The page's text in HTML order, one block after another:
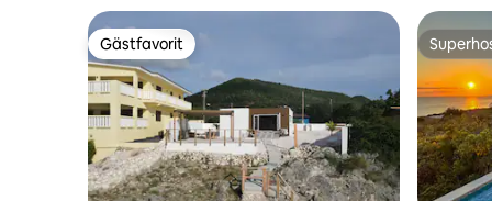
Gästfavorit
Gästfavorit